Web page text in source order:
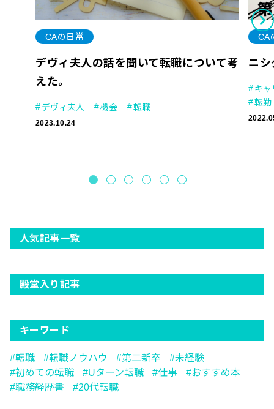
CAの日常
デヴィ夫人の話を聞いて転職について考
えた。
デヴィ夫人 機会 転職
2023.10.24
CA
ニ
キャ
転勤
人気記事一覧
殿堂入り記事
キーワード
転職 転職ノウハウ 第二新卒
未経験
初めての転職
Uターン転職 仕事
おすすめ本
職務経歴書
20代転職